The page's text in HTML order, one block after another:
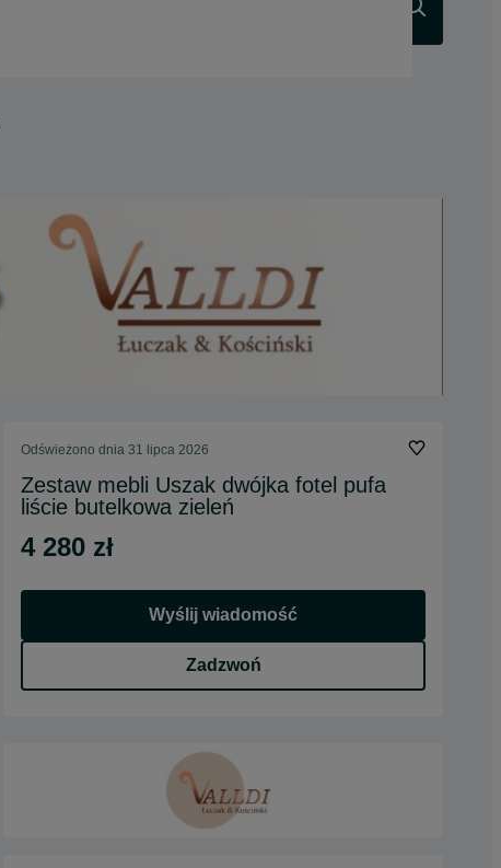
Odświeżono dnia 31 lipca 2026
Zestaw mebli Uszak dwójka fotel pufa
liście butelkowa zieleń
4 280 zł
Wyślij wiadomość
Zadzwoń